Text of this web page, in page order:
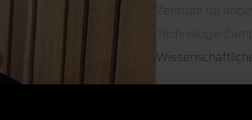
Zentrum für
Technologie
Grafenau